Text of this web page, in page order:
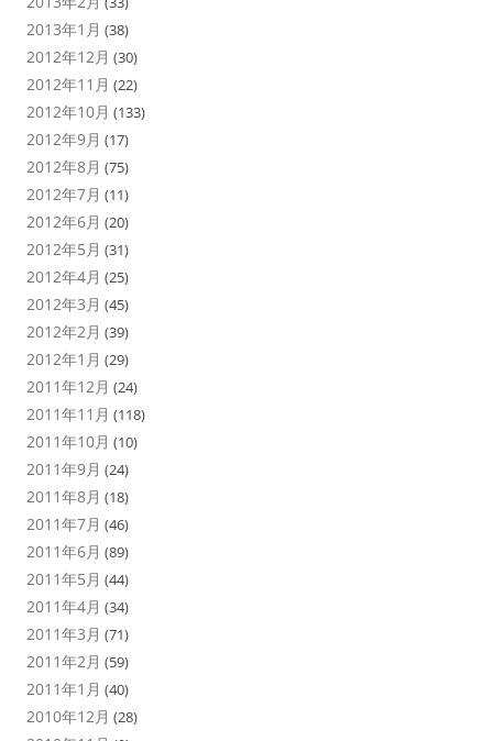
2013年1月 (38)
2012年12月 (30)
2012年11月 (22)
2012年10月 (133)
2012年9月 (17)
2012年8月 (75)
2012年7月 (11)
2012年6月 (20)
2012年5月 (31)
2012年4月 (25)
2012年3月 (45)
2012年2月 (39)
2012年1月 (29)
2011年12月 (24)
2011年11月 (118)
2011年10月 (10)
2011年9月 (24)
2011年8月 (18)
2011年7月 (46)
2011年6月 (89)
2011年5月 (44)
2011年4月 (34)
2011年3月 (71)
2011年2月 (59)
2011年1月 (40)
2010年12月 (28)